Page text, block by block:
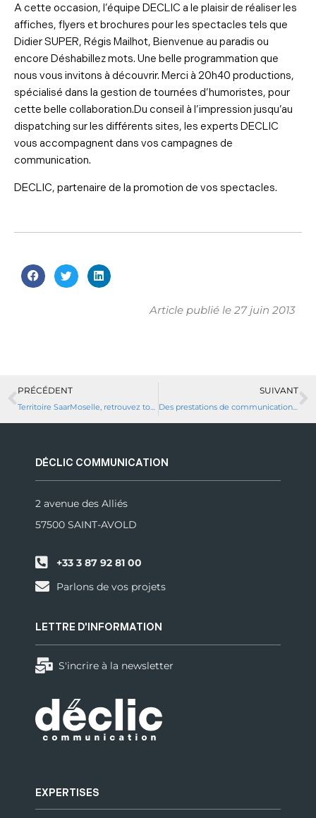
A cette occasion, l’équipe DECLIC a le plaisir de réaliser les
affiches, flyers et brochures pour les spectacles tels que
Didier SUPER, Régis Mailhot, Bienvenue au paradis ou
encore Déshabillez mots. Une belle programmation que
nous vous invitons à découvrir. Merci à 20h40 productions,
spécialisé dans la gestion de tournées d’humoristes, pour
cette belle collaboration.Du conseil à l’impression jusqu’au
dispatching sur les différents sites, les experts DECLIC
vous accompagnent dans vos campagnes de
communication.
DECLIC, partenaire de la promotion de vos spectacles.
Article publié le 27 juin 2013
PRÉCÉDENT
Territoire SaarMoselle, retrouvez toutes les informations culturelles et de loisirs
SUIVANT
Des prestations de communication pour vos évènements d’entreprises
DÉCLIC COMMUNICATION
2 avenue des Alliés
57500 SAINT-AVOLD
+33 3 87 92 81 00
Parlons de vos projets
LETTRE D'INFORMATION
S'incrire à la newsletter
EXPERTISES